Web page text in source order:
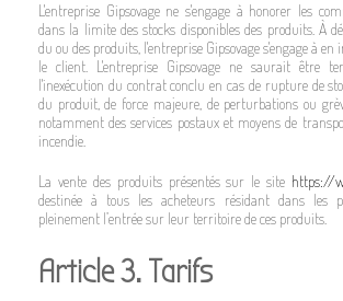
L'entreprise Gipsovage ne s'engage à honorer les
dans la limite des stocks disponibles des produits. À
du ou des produits, l'entreprise Gipsovage s'engage à
le client. L'entreprise Gipsovage ne saurait être
l'inexécution du contrat conclu en cas de rupture de
du produit, de force majeure, de perturbations ou
notamment des services postaux et moyens de
incendie.
La vente des produits présentés sur le site https://
destinée à tous les acheteurs résidant dans les
pleinement l’entrée sur leur territoire de ces produits.
Article 3. Tarifs